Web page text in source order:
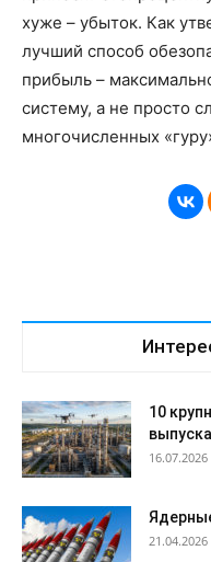
хуже – убыток. Как
лучший способ
прибыль –
систему, а не просто
многочисленных
10
16.07.2026
21.04.2026